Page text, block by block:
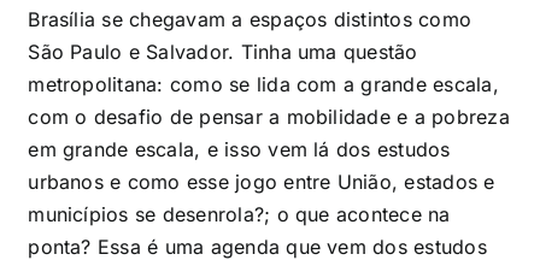
Brasília se chegavam a espaços distintos como
São Paulo e Salvador. Tinha uma questão
metropolitana: como se lida com a grande escala,
com o desafio de pensar a mobilidade e a pobreza
em grande escala, e isso vem lá dos estudos
urbanos e como esse jogo entre União, estados e
municípios se desenrola?; o que acontece na
ponta? Essa é uma agenda que vem dos estudos